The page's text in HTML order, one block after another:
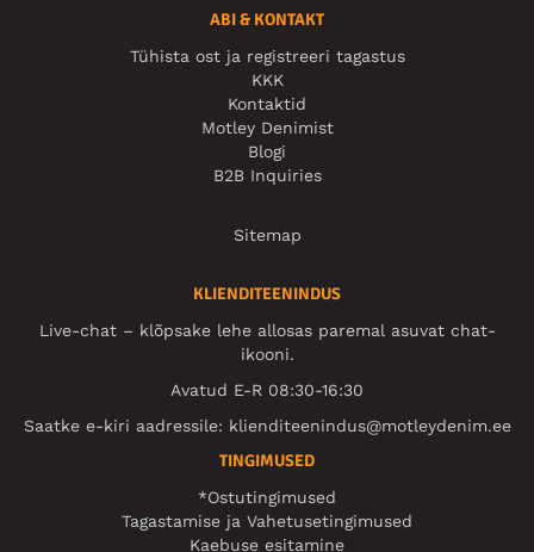
ABI & KONTAKT
Tühista ost ja registreeri tagastus
KKK
Kontaktid
Motley Denimist
Blogi
B2B Inquiries
Sitemap
KLIENDITEENINDUS
Live-chat – klõpsake lehe allosas paremal asuvat chat-
ikooni.
Avatud E-R 08:30-16:30
Saatke e-kiri aadressile: klienditeenindus@motleydenim.ee
TINGIMUSED
*Ostutingimused
Tagastamise ja Vahetusetingimused
Kaebuse esitamine